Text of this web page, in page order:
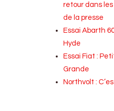
retour dans
de la presse
Essai Abarth
Hyde
Essai Fiat :
Grande
Northvolt :